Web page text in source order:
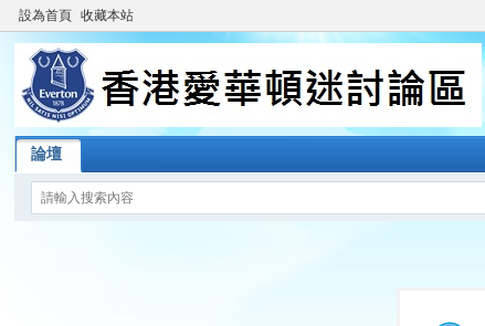
設為首頁 收藏本站
論壇